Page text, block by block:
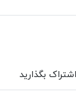
بگذارید